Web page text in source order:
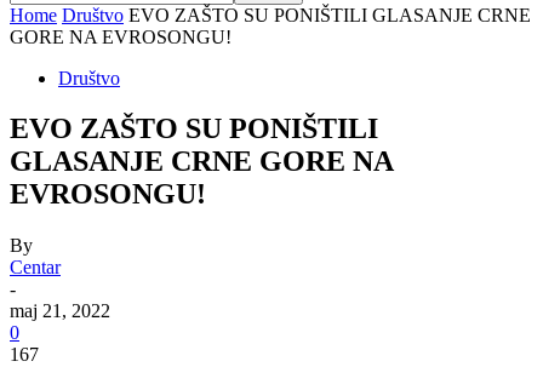
Home Društvo EVO ZAŠTO SU PONIŠTILI GLASANJE CRNE
GORE NA EVROSONGU!
Društvo
EVO ZAŠTO SU PONIŠTILI
GLASANJE CRNE GORE NA
EVROSONGU!
By
Centar
-
maj 21, 2022
0
167